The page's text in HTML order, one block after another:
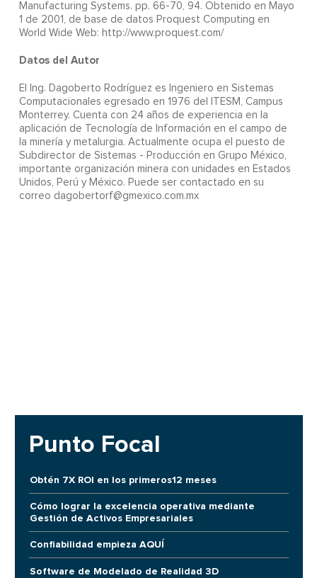
Manufacturing Systems. pp. 66-70, 94. Obtenido en Mayo
1 de 2001, de base de datos Proquest Computing en
World Wide Web: http://www.proquest.com/
Datos del Autor
El Ing. Dagoberto Rodríguez es Ingeniero en Sistemas
Computacionales egresado en 1976 del ITESM, Campus
Monterrey. Cuenta con 24 años de experiencia en la
aplicación de Tecnología de Información en el campo de
la minería y metalurgia. Actualmente ocupa el puesto de
Subdirector de Sistemas - Producción en Grupo México,
importante organización minera con unidades en Estados
Unidos, Perú y México. Puede ser contactado en su
correo dagobertorf@gmexico.com.mx
Punto Focal
Obtén 7X ROI en los primeros12 meses
Cómo lograr la excelencia operativa mediante
Gestión de Activos Empresariales
Confiabilidad empieza AQUÍ
Software de Modelado de Realidad 3D